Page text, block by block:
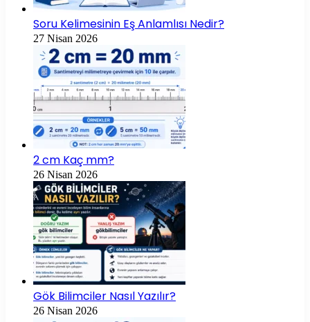
Soru Kelimesinin Eş Anlamlısı Nedir?
27 Nisan 2026
2 cm Kaç mm?
26 Nisan 2026
Gök Bilimciler Nasıl Yazılır?
26 Nisan 2026